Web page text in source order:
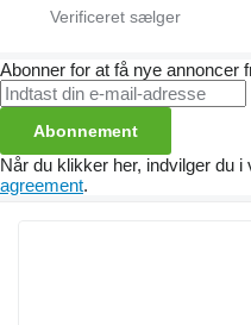
Abonner for at få nye annoncer
Abonnement
Når du klikker her, indvilger du i
agreement.